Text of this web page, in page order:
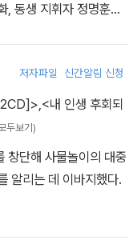
, 동생 지휘자 정명훈과
저자파일 신간알림 신청
,<내 인생 후회되
두보기)
창단해 사물놀이의 대중
알리는 데 이바지했다.